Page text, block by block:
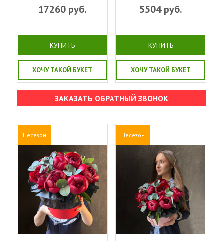
17260руб.
КУПИТЬ
ХОЧУ ТАКОЙ БУКЕТ
5504руб.
КУПИТЬ
ХОЧУ ТАКОЙ БУКЕТ
ЗАКАЗАТЬ ОБРАТНЫЙ ЗВОНОК
Несезон Несезон